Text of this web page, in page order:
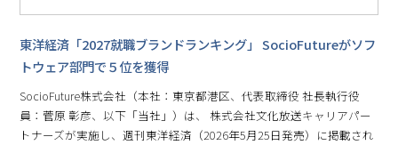
東洋経済「2027就職ブランドランキング」 SocioFutureがソフ
トウェア部門で５位を獲得
SocioFuture株式会社（本社：東京都港区、代表取締役 社長執行役
員：菅原 彰彦、以下「当社」）は、 株式会社文化放送キャリアパー
トナーズが実施し、週刊東洋経済（2026年5月25日発売）に掲載され